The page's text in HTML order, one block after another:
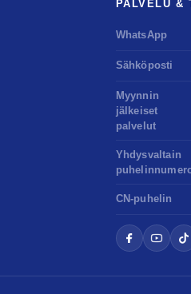
PALVELU &
WhatsApp
Sähköposti
Myynnin
jälkeiset
palvelut
Yhdysvaltain
CN-puhelin